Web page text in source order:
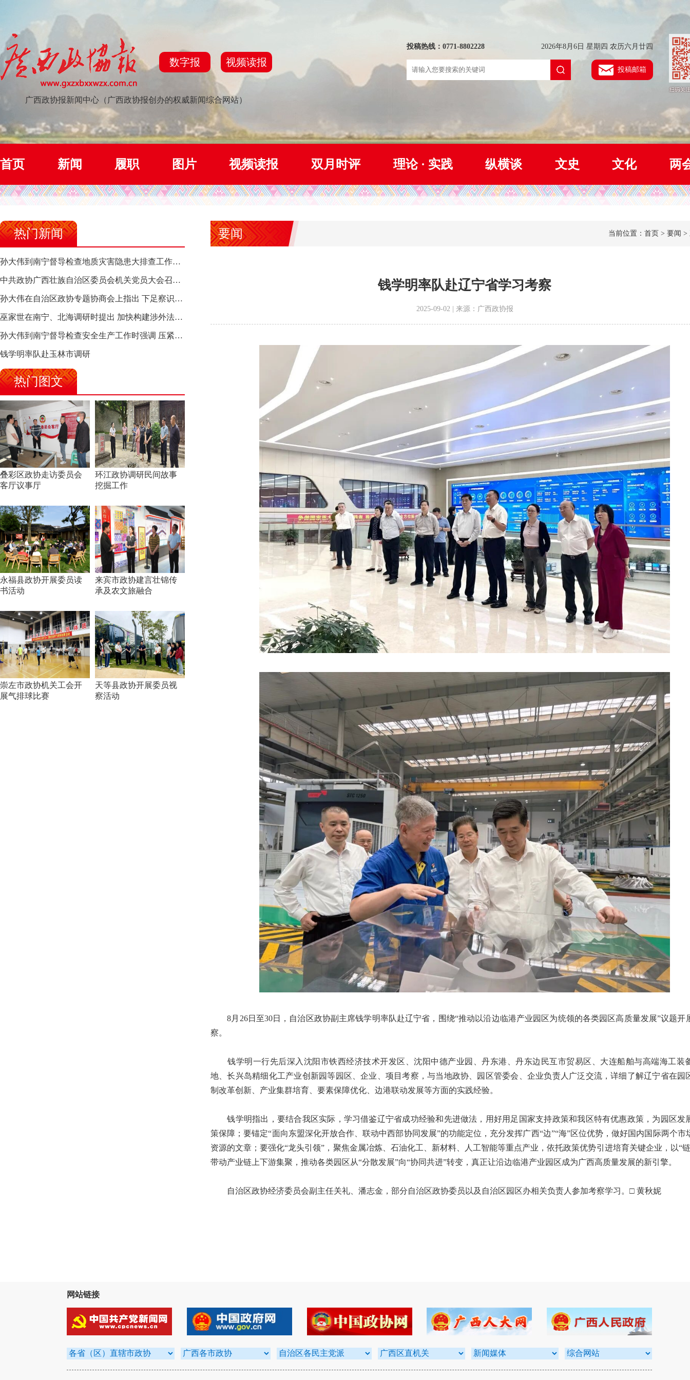
数字报 视频读报
广西政协报新闻中心（广西政协报创办的权威新闻综合网站）
投稿热线：0771-8802228 2026年8月6日 星期四 农历六月廿四
投稿邮箱
首页 新闻 履职 图片 视频读报 双月时评 理论 · 实践 纵横谈 文史 文化 两
热门新闻
孙大伟到南宁督导检查地质灾害隐患大排查工作时强调 筑牢地质灾害安全防线 全力保障人民群众生命财产安全
中共政协广西壮族自治区委员会机关党员大会召开 选举产生新一届机关党委、机关纪委
孙大伟在自治区政协专题协商会上指出 下足察识谋督之功 恪尽服务大局之责 助推有色金属、关键金属产业高质量发展
巫家世在南宁、北海调研时提出 加快构建涉外法律供给集群 护航向海经济高质量发展
孙大伟到南宁督导检查安全生产工作时强调 压紧压实责任 狠抓隐患整治 坚决筑牢安全生产防线
钱学明率队赴玉林市调研
热门图文
叠彩区政协走访委员会
客厅议事厅
环江政协调研民间故事
挖掘工作
永福县政协开展委员读
书活动
来宾市政协建言壮锦传
承及农文旅融合
崇左市政协机关工会开
展气排球比赛
天等县政协开展委员视
察活动
要闻 当前位置：首页 > 要闻 >
钱学明率队赴辽宁省学习考察
2025-09-02 | 来源：广西政协报
8月26日至30日，自治区政协副主席钱学明率队赴辽宁省，围绕“推动以沿边临港产业园区为统领的各类园区高质量发展”议题开
察。
钱学明一行先后深入沈阳市铁西经济技术开发区、沈阳中德产业园、丹东港、丹东边民互市贸易区、大连船舶与高端海工装
地、长兴岛精细化工产业创新园等园区、企业、项目考察，与当地政协、园区管委会、企业负责人广泛交流，详细了解辽宁省在园
制改革创新、产业集群培育、要素保障优化、边港联动发展等方面的实践经验。
钱学明指出，要结合我区实际，学习借鉴辽宁省成功经验和先进做法，用好用足国家支持政策和我区特有优惠政策，为园区发
策保障；要锚定“面向东盟深化开放合作、联动中西部协同发展”的功能定位，充分发挥广西“边”“海”区位优势，做好国内国际两个市
资源的文章；要强化“龙头引领”，聚焦金属冶炼、石油化工、新材料、人工智能等重点产业，依托政策优势引进培育关键企业，以“
带动产业链上下游集聚，推动各类园区从“分散发展”向“协同共进”转变，真正让沿边临港产业园区成为广西高质量发展的新引擎。
自治区政协经济委员会副主任关礼、潘志金，部分自治区政协委员以及自治区园区办相关负责人参加考察学习。□ 黄秋妮
网站链接